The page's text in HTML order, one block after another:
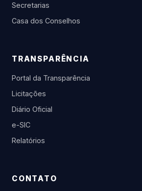
Secretarias
Casa dos Conselhos
TRANSPARÊNCIA
Portal da Transparência
Licitações
Diário Oficial
e-SIC
Relatórios
CONTATO